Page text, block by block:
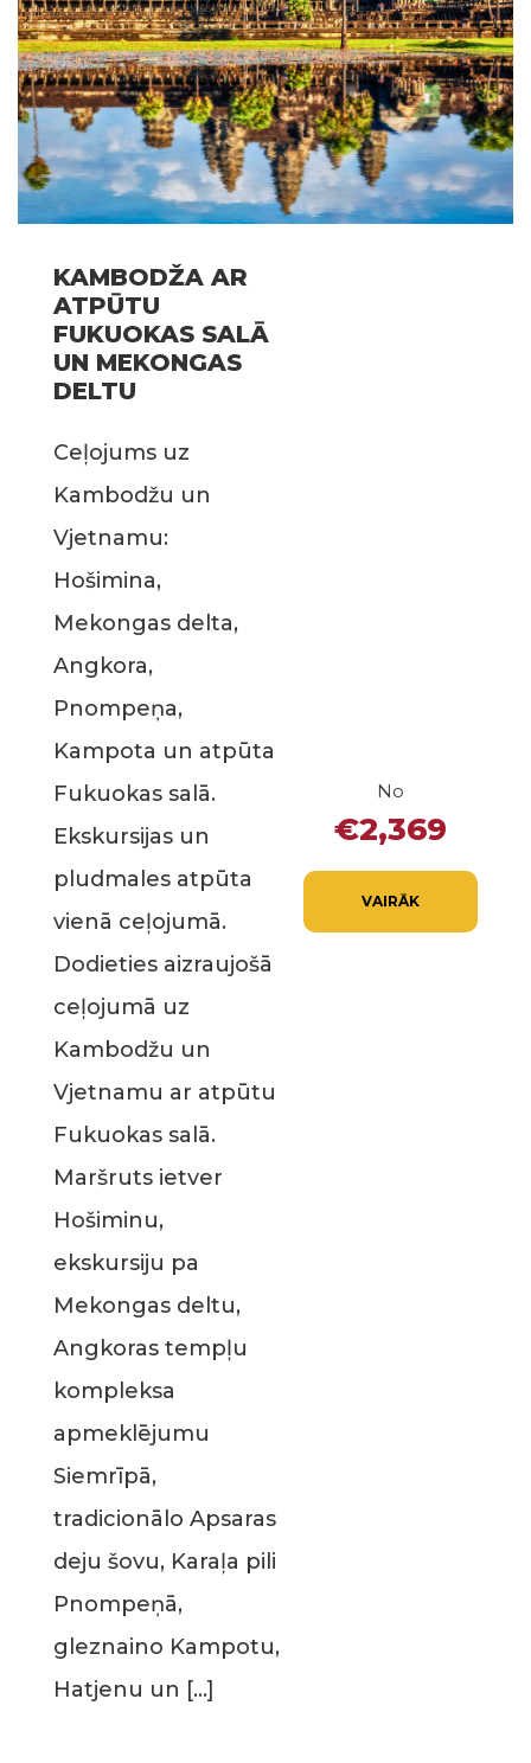
KAMBODŽA AR
ATPŪTU
FUKUOKAS SALĀ
UN MEKONGAS
DELTU
Ceļojums uz
Kambodžu un
Vjetnamu:
Hošimina,
Mekongas delta,
Angkora,
Pnompeņa,
Kampota un atpūta
Fukuokas salā.
Ekskursijas un
pludmales atpūta
vienā ceļojumā.
Dodieties aizraujošā
ceļojumā uz
Kambodžu un
Vjetnamu ar atpūtu
Fukuokas salā.
Maršruts ietver
Hošiminu,
ekskursiju pa
Mekongas deltu,
Angkoras tempļu
kompleksa
apmeklējumu
Siemrīpā,
tradicionālo Apsaras
deju šovu, Karaļa pili
Pnompeņā,
gleznaino Kampotu,
Hatjenu un […]
No
€2,369
VAIRĀK